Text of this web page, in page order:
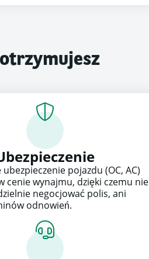
pojazdu (OC, AC)
cenie wynajmu, dzięki czemu nie
negocjować polis, ani
odnowień.